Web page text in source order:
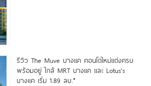
รีวิว The Muve บางแค คอนโดใหม่แต่งครบ
พร้อมอยู่ ใกล้ MRT บางแค และ Lotus’s
บางแค เริ่ม 1.89 ลบ.*